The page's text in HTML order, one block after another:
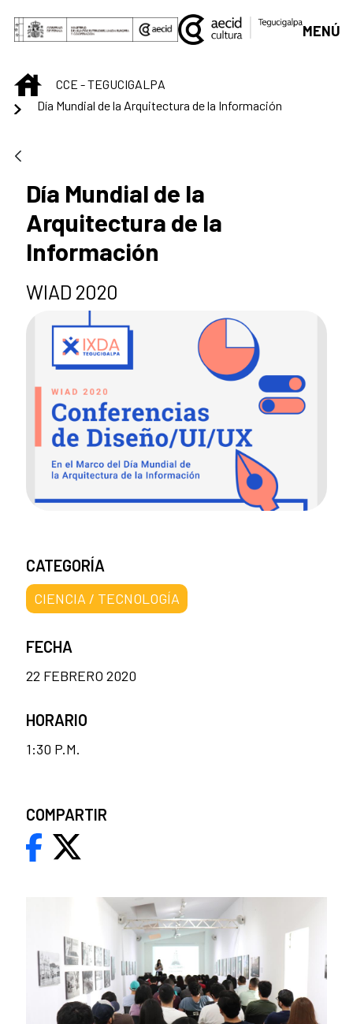
Saltar al contenido principal
MENÚ
INICIOCCE - TEGUCIGALPA
Día Mundial de la Arquitectura de la Información
Día Mundial de la
Arquitectura de la
Información
WIAD 2020
CATEGORÍA
CIENCIA / TECNOLOGÍA
FECHA
22 FEBRERO 2020
HORARIO
1:30 P.M.
COMPARTIR